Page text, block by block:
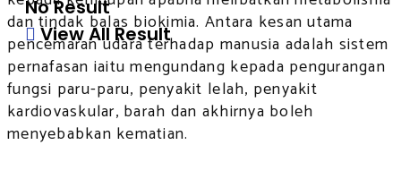
No Result
View All Result
dan tindak balas biokimia. Antara kesan utama
pencemaran udara terhadap manusia adalah sistem
pernafasan iaitu mengundang kepada pengurangan
fungsi paru-paru, penyakit lelah, penyakit
kardiovaskular, barah dan akhirnya boleh
menyebabkan kematian.